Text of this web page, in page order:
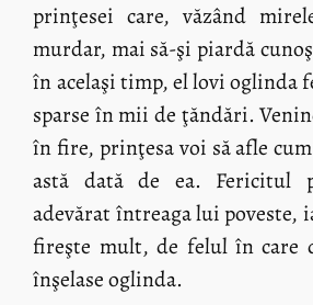
prinţesei care, văzând
murdar, mai să-şi piardă
în acelaşi timp, el lovi oglinda
sparse în mii de ţăndări.
în fire, prinţesa voi să afle cum
astă dată de ea. Fericitul
adevărat întreaga lui poveste,
fireşte mult, de felul în care
înşelase oglinda.